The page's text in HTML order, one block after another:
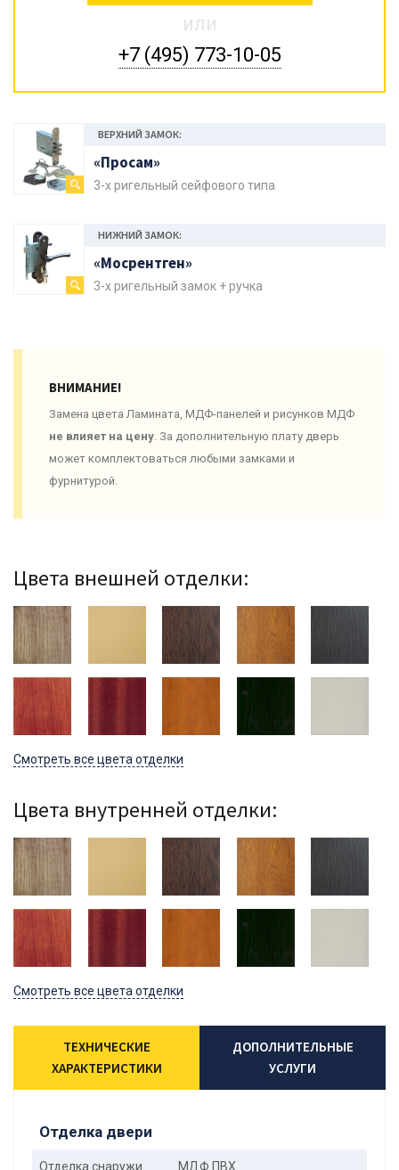
или
+7 (495) 773-10-05
ВЕРХНИЙ ЗАМОК:
«Просам»
3-х ригельный сейфового типа
НИЖНИЙ ЗАМОК:
«Мосрентген»
3-х ригельный замок + ручка
ВНИМАНИЕ!
Замена цвета Ламината, МДФ-панелей и рисунков МДФ
не влияет на цену. За дополнительную плату дверь
может комплектоваться любыми замками и
фурнитурой.
Цвета внешней отделки:
Смотреть все цвета отделки
Цвета внутренней отделки:
Смотреть все цвета отделки
ТЕХНИЧЕСКИЕ
ХАРАКТЕРИСТИКИ
ДОПОЛНИТЕЛЬНЫЕ
УСЛУГИ
Отделка двери
Отделка снаружи МДФ ПВХ